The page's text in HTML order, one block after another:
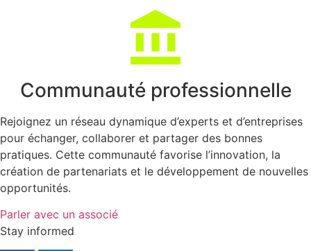
Communauté professionnelle
Rejoignez un réseau dynamique d’experts et d’entreprises
pour échanger, collaborer et partager des bonnes
pratiques. Cette communauté favorise l’innovation, la
création de partenariats et le développement de nouvelles
opportunités.
Parler avec un associé
Stay informed